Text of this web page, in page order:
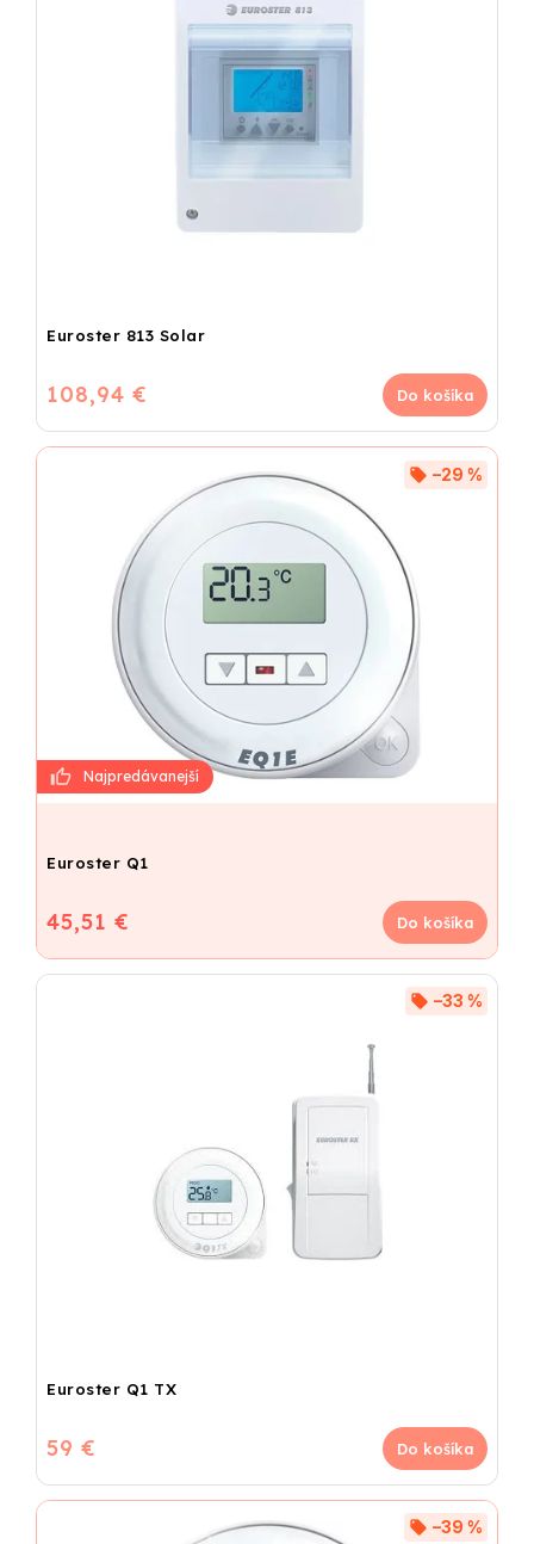
Euroster 813 Solar
108,94 € Do košíka
Euroster Q1
–29 %
45,51 € Do košíka
Euroster Q1 TX
–33 %
59 € Do košíka
–39 %